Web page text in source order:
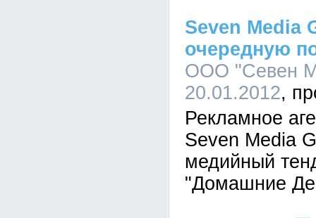
Seven Media
очередную
ООО "Севен
20.01.2012
Рекламное
Seven Media
медийный
"Домашние